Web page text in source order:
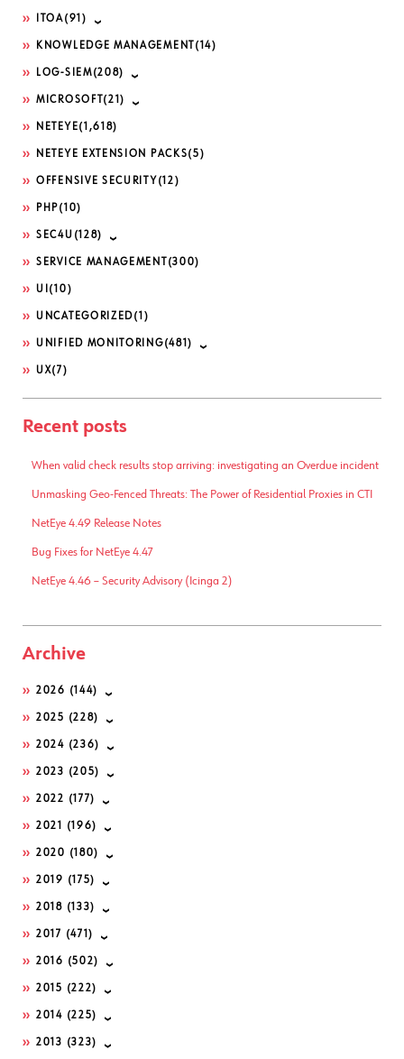
ITOA(91)
KNOWLEDGE MANAGEMENT (14)
LOG-SIEM(208)
MICROSOFT (21)
NETEYE(1,618)
NETEYE EXTENSION PACKS(5)
OFFENSIVE SECURITY (12)
PHP(10)
SEC4U (128)
SERVICE MANAGEMENT (300)
UI (10)
UNCATEGORIZED(1)
UNIFIED MONITORING(481)
UX(7)
Recent posts
When valid check results stop arriving: investigating an Overdue incident
Unmasking Geo-Fenced Threats: The Power of Residential Proxies in CTI
NetEye 4.49 Release Notes
Bug Fixes for NetEye 4.47
NetEye 4.46 – Security Advisory (Icinga 2)
Archive
2026 (144)
2025 (228)
2024 (236)
2023 (205)
2022 (177)
2021 (196)
2020 (180)
2019 (175)
2018 (133)
2017 (471)
2016 (502)
2015 (222)
2014 (225)
2013 (323)